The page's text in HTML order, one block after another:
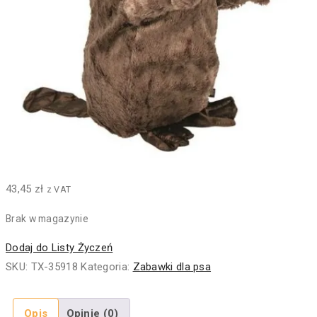
43,45 zł z VAT
Brak w magazynie
Dodaj do Listy Życzeń
SKU: TX-35918 Kategoria: Zabawki dla psa
Opis Opinie (0)